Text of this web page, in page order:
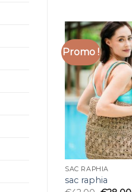
Promo !
SAC RAPHIA
sac raphia